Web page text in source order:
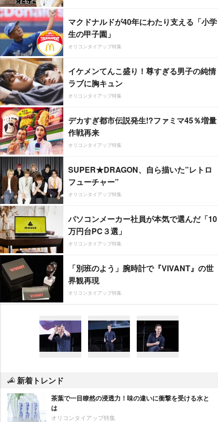
マクドナルドが40年にわたり支える「小学
生の甲子園」
オリコンタイアップ特集
イケメンてんこ盛り！尊すぎる男子の純情
ラブに胸キュン
オリコンタイアップ特集
デカすぎ都市伝説発生!?ファミマ45％増量
作戦再来
オリコンタイアップ特集
SUPER★DRAGON、自ら描いた”レトロ
フューチャー”
オリコンタイアップ特集
パソコンメーカー社員が本気で選んだ「10
万円台PC３選」
オリコンタイアップ特集
「別班のよう」腕時計で『VIVANT』の世
界観再現
オリコンタイアップ特集
新着トレンド
茶葉で一目瞭然の浸透力！味の違いに衝撃を受ける水と
は
オリコンタイアップ特集